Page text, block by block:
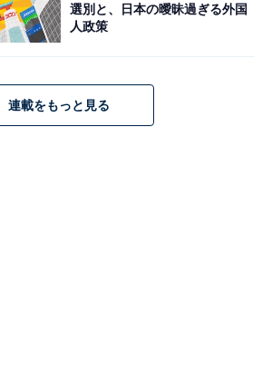
選別と、日本の曖昧過ぎる外国
人政策
連載をもっと見る